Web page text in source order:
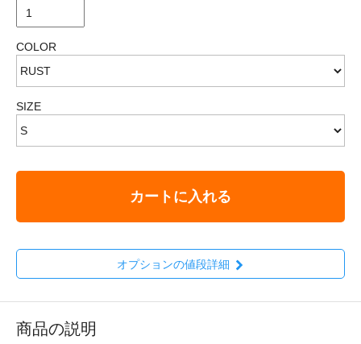
COLOR
SIZE
カートに入れる
オプションの値段詳細
商品の説明